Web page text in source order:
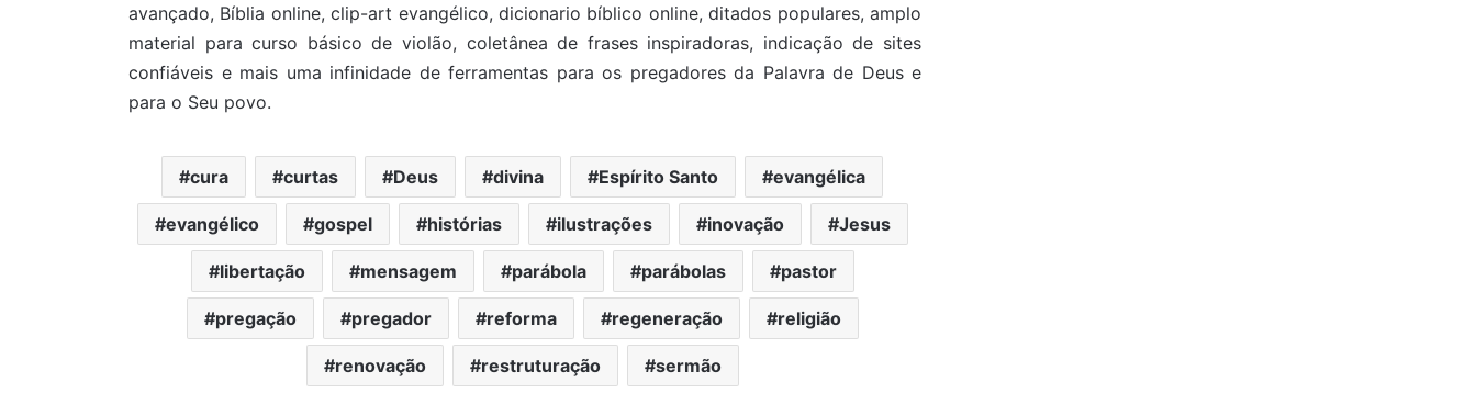
avançado, Bíblia online, clip-art evangélico, dicionario bíblico online, ditados populares, amplo
material para curso básico de violão, coletânea de frases inspiradoras, indicação de sites
confiáveis e mais uma infinidade de ferramentas para os pregadores da Palavra de Deus e
para o Seu povo.
cura curtas Deus divina Espírito Santo evangélica
evangélico gospel histórias ilustrações inovação Jesus
libertação mensagem parábola parábolas pastor
pregação pregador reforma regeneração religião
renovação restruturação sermão